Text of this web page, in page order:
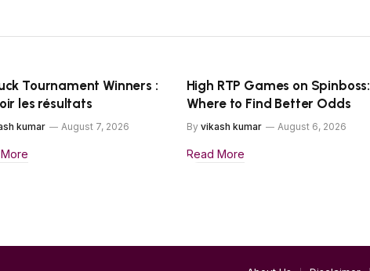
Tournament Winners :
les résultats
kumar August 7, 2026
High RTP Games on Spinboss:
Where to Find Better Odds
By vikash kumar August 6, 2026
Read More